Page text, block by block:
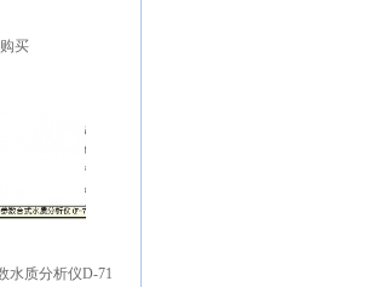
买
水质分析仪D-71